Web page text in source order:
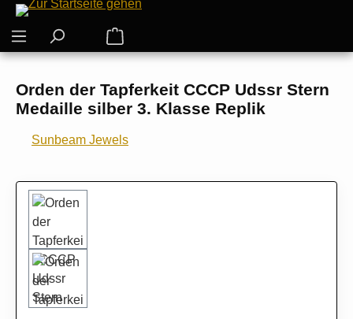
Zum Hauptinhalt springen
Warenkorb enthält 0 Positionen. Der
Orden der Tapferkeit CCCP Udssr Stern
Medaille silber 3. Klasse Replik
Sunbeam Jewels
Bildergalerie überspringen